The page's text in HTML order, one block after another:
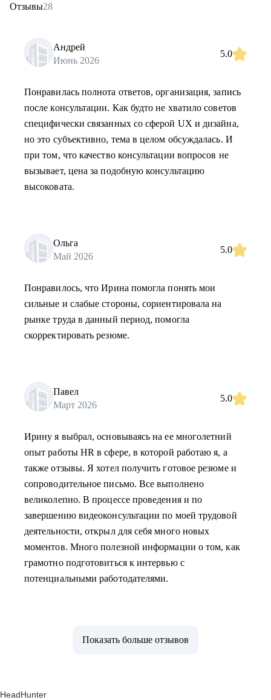
Отзывы28
Андрей
Июнь 2026
5.0
Понравилась полнота ответов, организация, запись
после консультации. Как будто не хватило советов
специфически связанных со сферой UX и дизайна,
но это субъективно, тема в целом обсуждалась. И
при том, что качество консультации вопросов не
вызывает, цена за подобную консультацию
высоковата.
Ольга
Май 2026
5.0
Понравилось, что Ирина помогла понять мои
сильные и слабые стороны, сориентировала на
рынке труда в данный период, помогла
скорректировать резюме.
Павел
Март 2026
5.0
Ирину я выбрал, основываясь на ее многолетний
опыт работы HR в сфере, в которой работаю я, а
также отзывы. Я хотел получить готовое резюме и
сопроводительное письмо. Все выполнено
великолепно. В процессе проведения и по
завершению видеоконсультации по моей трудовой
деятельности, открыл для себя много новых
моментов. Много полезной информации о том, как
грамотно подготовиться к интервью с
потенциальными работодателями.
Показать больше отзывов
HeadHunter